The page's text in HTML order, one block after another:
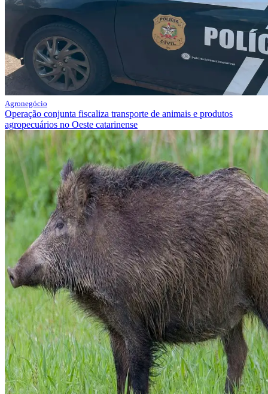
Agronegócio
Operação conjunta fiscaliza transporte de animais e produtos
agropecuários no Oeste catarinense